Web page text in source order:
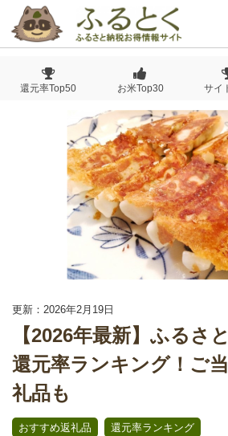
還元率Top50 お米Top30 サイ
更新：2026年2月19日
【2026年最新】ふるさ
還元率ランキング！ご
礼品も
おすすめ返礼品 還元率ランキング